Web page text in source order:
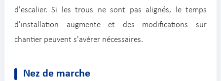
d'escalier. Si les trous ne sont pas alignés, le temps
d'installation augmente et des modifications sur
chantier peuvent s'avérer nécessaires.
Nez de marche